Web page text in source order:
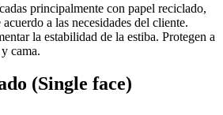
principalmente con papel reciclado,
a las necesidades del cliente.
la estabilidad de la estiba. Protegen a
cama.
(Single face)